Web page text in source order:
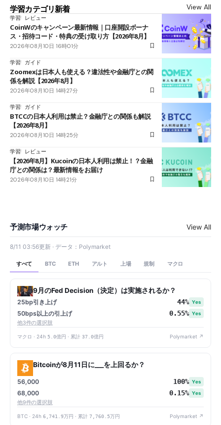
学習カテゴリ新着 View All
学習 レビュー
CoinWのキャンペーン最新情報｜口座開設ボーナ
ス・招待コード・特典の受け取り方【2026年8月】
2026年08月10日 16時01分
学習 ガイド
Zoomexは日本人も使える？違法性や金融庁との関
係を解説【2026年8月】
2026年08月10日 14時27分
学習 ガイド
BTCCの日本人利用は禁止？金融庁との関係も解説
【2026年8月】
2026年08月10日 14時25分
学習 レビュー
【2026年8月】Kucoinの日本人利用は禁止！？金融
庁との関係は？最新情報をお届け
2026年08月10日 14時21分
予測市場ウォッチ View All
8/11 03:56更新 · データ：Polymarket
すべて BTC ETH アルト 上場 規制 マクロ
9月のFed Decision（決定）は実施されるか？
25bp引き上げ 44% Yes
50bps以上の引上げ 0.55% Yes
他3件の選択肢
マクロ · 24h 5.0億円 · 累計 37.0億円 Polymarket ↗
Bitcoinが8月11日に___を上回るか？
56,000 100% Yes
68,000 0.15% Yes
他9件の選択肢
BTC · 24h 6,741.9万円 · 累計 7,760.5万円 Polymarket ↗